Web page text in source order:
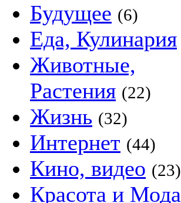
Будущее (6)
Еда, Кулинария
Животные,
Растения (22)
Жизнь (32)
Интернет (44)
Кино, видео (23)
Красота и Мода